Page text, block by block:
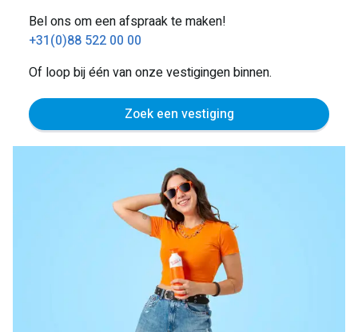
Bel ons om een afspraak te maken!
+31(0)88 522 00 00
Of loop bij één van onze vestigingen binnen.
Zoek een vestiging